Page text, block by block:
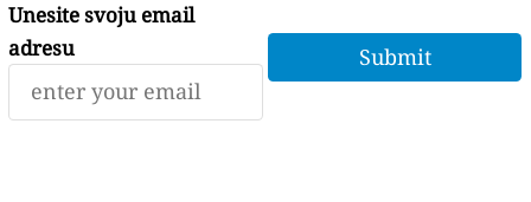
Unesite svoju email
adresu